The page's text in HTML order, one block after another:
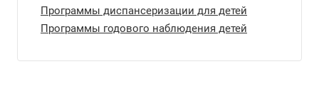
Программы диспансеризации для детей
Программы годового наблюдения детей